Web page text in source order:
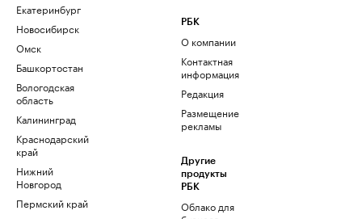
Екатеринбург
Новосибирск
Омск
Башкортостан
Вологодская
область
Калининград
Краснодарский
край
Нижний
Новгород
Пермский край
РБК
О компании
Контактная
информация
Редакция
Размещение
рекламы
Другие
продукты
РБК
Облако для